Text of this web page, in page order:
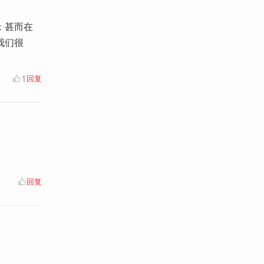
甚而在
们很
1 回复
回复